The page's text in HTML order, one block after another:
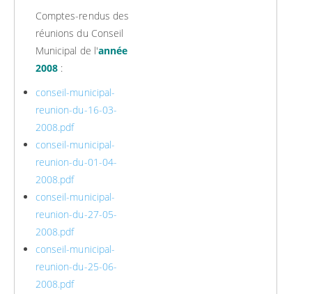
Comptes-rendus des
réunions du Conseil
Municipal de l'année
2008 :
conseil-municipal-
reunion-du-16-03-
2008.pdf
conseil-municipal-
reunion-du-01-04-
2008.pdf
conseil-municipal-
reunion-du-27-05-
2008.pdf
conseil-municipal-
reunion-du-25-06-
2008.pdf